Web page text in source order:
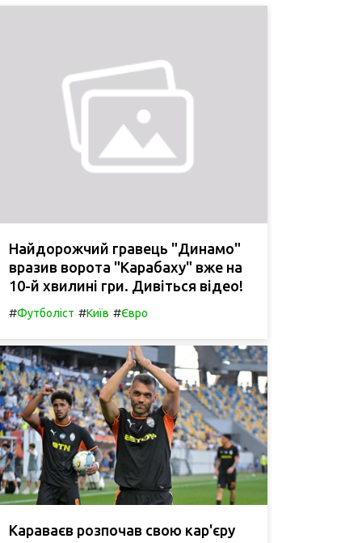
Найдорожчий гравець "Динамо"
вразив ворота "Карабаху" вже на
10-й хвилині гри. Дивіться відео!
#Футболіст #Київ #Євро
Караваєв розпочав свою кар'єру